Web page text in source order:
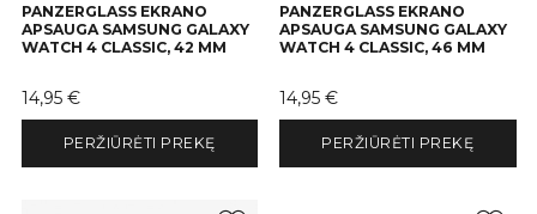
PANZERGLASS EKRANO
APSAUGA SAMSUNG GALAXY
WATCH 4 CLASSIC, 42 MM
Kaina
14,95 €
PERŽIŪRĖTI PREKĘ
PANZERGLASS EKRANO
APSAUGA SAMSUNG GALAXY
WATCH 4 CLASSIC, 46 MM
Kaina
14,95 €
PERŽIŪRĖTI PREKĘ